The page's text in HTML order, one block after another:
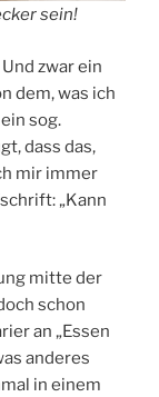
sein!
zwar ein
dem, was ich
sog.
dass das,
mir immer
„Kann
mitte der
schon
an „Essen
anderes
in einem